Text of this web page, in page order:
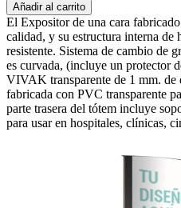
Añadir al carrito
El Expositor de una cara
calidad, y su estructura interna
resistente. Sistema de cambio de
es curvada, (incluye un protector
VIVAK transparente de 1 mm. de
fabricada con PVC transparente
parte trasera del tótem incluye
para usar en hospitales, clínicas,